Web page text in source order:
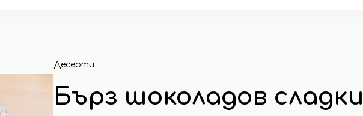
Десерти
Бърз шоколадов